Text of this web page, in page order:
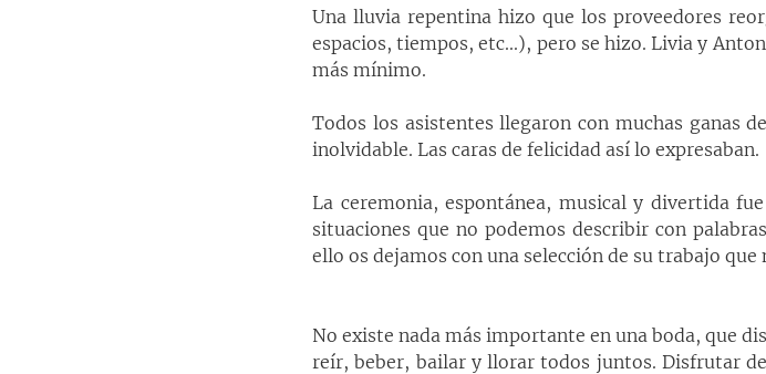
Una lluvia repentina hizo que los proveedores
espacios, tiempos, etc...), pero se hizo. Livia y
más mínimo.
Todos los asistentes llegaron con muchas ganas
inolvidable. Las caras de felicidad así lo expresaban.
La ceremonia, espontánea, musical y divertida
situaciones que no podemos describir con
ello os dejamos con una selección de su trabajo que
No existe nada más importante en una boda, que
reír, beber, bailar y llorar todos juntos. Disfrutar